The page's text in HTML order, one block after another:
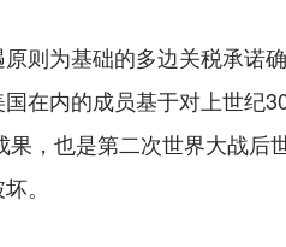
则为基础的多边关税承诺
在内的成员基于对上世纪
，也是第二次世界大战后
。